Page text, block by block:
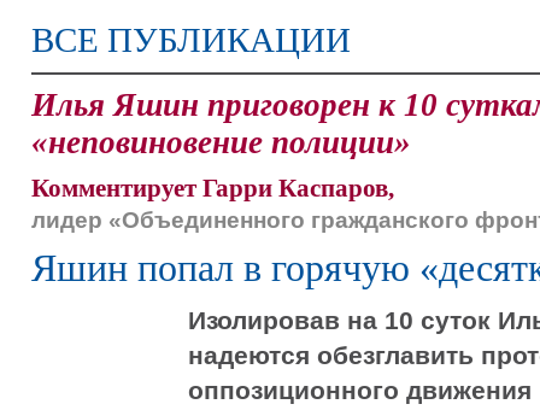
ВСЕ ПУБЛИКАЦИИ
Илья Яшин приговорен к 10
«неповиновение полиции»
Комментирует Гарри Каспаров,
лидер «Объединенного гражданского
Яшин попал в горячую
Изолировав на 10 суток
надеются обезглавить
оппозиционного